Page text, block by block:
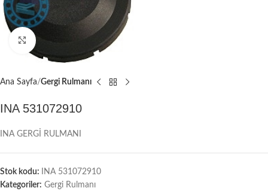
Büyütmek için tıklayın
Ana Sayfa Gergi Rulmanı
INA 531072910
INA GERGİ RULMANI
Stok kodu:
INA 531072910
Kategoriler: Gergi Rulmanı